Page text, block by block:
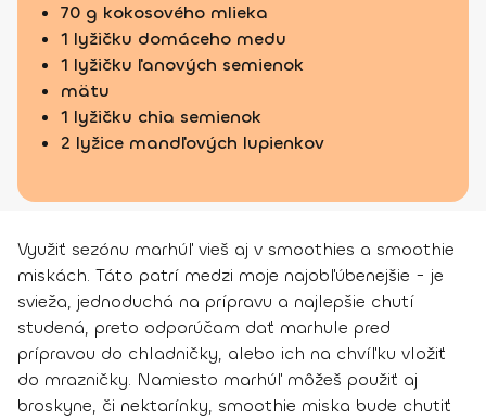
70 g kokosového mlieka
1 lyžičku domáceho medu
1 lyžičku ľanových semienok
mätu
1 lyžičku chia semienok
2 lyžice mandľových lupienkov
Využiť sezónu marhúľ vieš aj v smoothies a smoothie
miskách. Táto patrí medzi moje najobľúbenejšie - je
svieža, jednoduchá na prípravu a najlepšie chutí
studená, preto odporúčam dať marhule pred
prípravou do chladničky, alebo ich na chvíľku vložiť
do mrazničky. Namiesto marhúľ môžeš použiť aj
broskyne, či nektarínky, smoothie miska bude chutiť